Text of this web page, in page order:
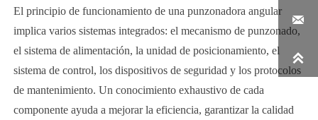
El principio de funcionamiento de una punzonadora angular
implica varios sistemas integrados: el mecanismo de punzonado,
el sistema de alimentación, la unidad de posicionamiento, el
sistema de control, los dispositivos de seguridad y los protocolos
de mantenimiento. Un conocimiento exhaustivo de cada
componente ayuda a mejorar la eficiencia, garantizar la calidad

